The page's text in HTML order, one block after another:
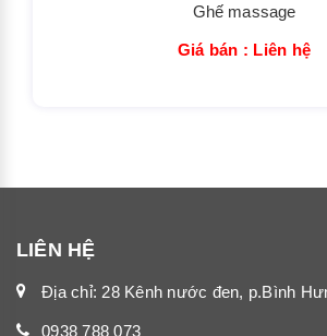
Ghế massage
Giá bán : Liên hệ
LIÊN HỆ
Địa chỉ: 28 Kênh nước đen, p.Bình
0938 788 073